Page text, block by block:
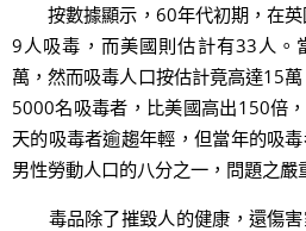
按數據顯示，60年代初期，在英
9人吸毒，而美國則估計有33人。
萬，然而吸毒人口按估計竟高達15
5000名吸毒者，比美國高出150倍
天的吸毒者逾趨年輕，但當年的吸
男性勞動人口的八分之一，問題之嚴
毒品除了摧毀人的健康，還傷害